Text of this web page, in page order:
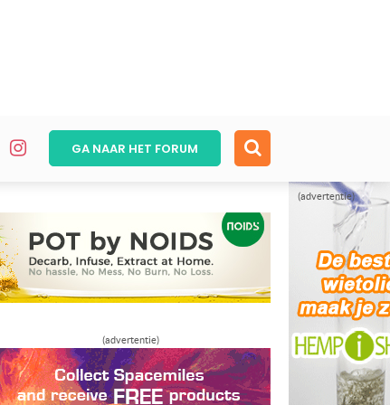
(advertentie)
GA NAAR HET FORUM
(advertentie)